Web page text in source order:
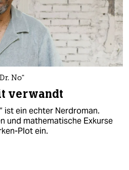
No“
verwandt
ist ein echter Nerdroman.
und mathematische Exkurse
Plot ein.